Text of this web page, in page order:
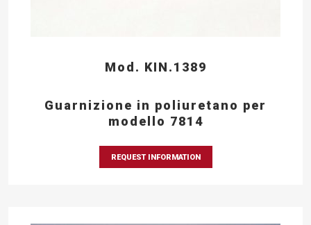
Mod. KIN.1389
Guarnizione in poliuretano per
modello 7814
REQUEST INFORMATION